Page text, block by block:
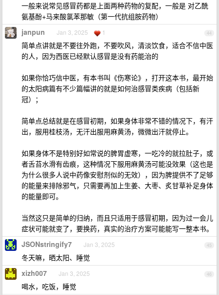
一般来说常见感冒药都是上面两种药物的复配，一般是 对乙酰
氨基酚+马来酸氯苯那敏（第一代抗组胺药物）
44
janpun Jan 3, 2025 1
简单点讲就是不要往外跑，不要吹风，清淡饮食，适合不信中医
的人，因为西医已经默认感冒是没有药能治的
如果你恰巧信中医，有本书叫《伤寒论》，打开这本书，最开始
的太阳病篇有不少篇幅讲的就是如何治感冒类疾病（包括新
冠）；
简单点总结就是在感冒初期，如果身体非常不错的情况下，有汗
出，服用桂枝汤，无汗出服用麻黄汤，微微出汗就停止。
如果身体不是特别好如常说的脾胃虚寒，一吃冷的就拉肚子，或
者舌苔水滑有齿痕，这种情况下服用麻黄汤可能没效果（这也是
为什么很多人说中药像安慰剂似的无效），因为脾提供不了足够
的能量来排除邪气，只需要再加上生姜、大枣、炙甘草补足身体
的能量即可。
当然这只是简单的归纳，而且只适用于感冒初期，因为过一会儿
症状可能就变了，要换药，真实的治疗方案可能能写一整本书。
45
JSONstringify7 Jan 3, 2025
冬天嘛，晒太阳、睡觉
46
xizh007 Jan 3, 2025
喝水，吃饭，睡觉